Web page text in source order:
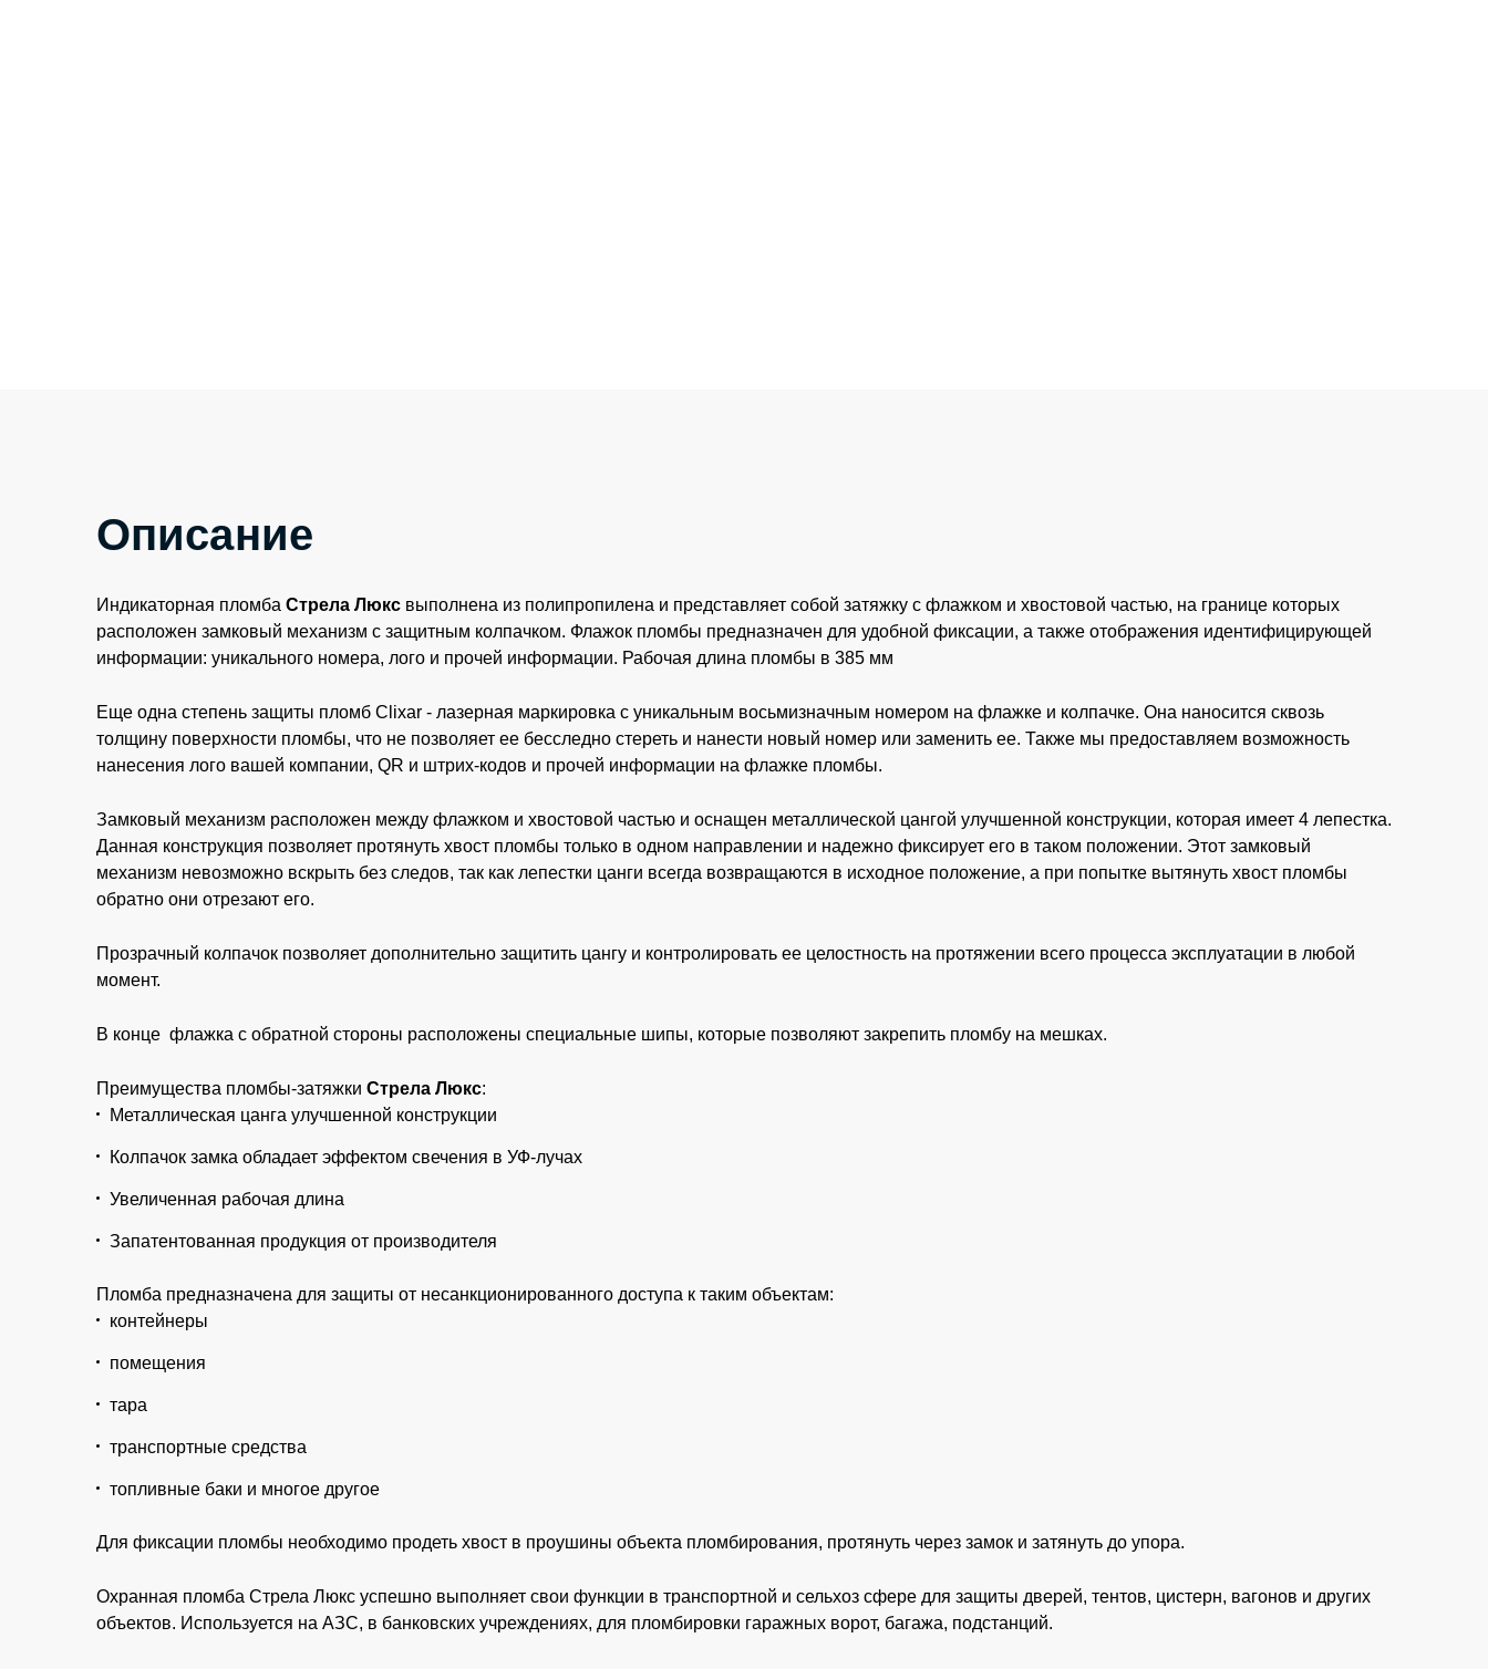
Описание
Индикаторная пломба Стрела Люкс выполнена из полипропилена и представляет собой затяжку с флажком и хвостовой частью, на границе которых
расположен замковый механизм с защитным колпачком. Флажок пломбы предназначен для удобной фиксации, а также отображения идентифицирующей
информации: уникального номера, лого и прочей информации. Рабочая длина пломбы в 385 мм
Еще одна степень защиты пломб Clixar - лазерная маркировка с уникальным восьмизначным номером на флажке и колпачке. Она наносится сквозь
толщину поверхности пломбы, что не позволяет ее бесследно стереть и нанести новый номер или заменить ее. Также мы предоставляем возможность
нанесения лого вашей компании, QR и штрих-кодов и прочей информации на флажке пломбы.
Замковый механизм расположен между флажком и хвостовой частью и оснащен металлической цангой улучшенной конструкции, которая имеет 4 лепестка.
Данная конструкция позволяет протянуть хвост пломбы только в одном направлении и надежно фиксирует его в таком положении. Этот замковый
механизм невозможно вскрыть без следов, так как лепестки цанги всегда возвращаются в исходное положение, а при попытке вытянуть хвост пломбы
обратно они отрезают его.
Прозрачный колпачок позволяет дополнительно защитить цангу и контролировать ее целостность на протяжении всего процесса эксплуатации в любой
момент.
В конце флажка с обратной стороны расположены специальные шипы, которые позволяют закрепить пломбу на мешках.
Преимущества пломбы-затяжки Стрела Люкс:
Металлическая цанга улучшенной конструкции
Колпачок замка обладает эффектом свечения в УФ-лучах
Увеличенная рабочая длина
Запатентованная продукция от производителя
Пломба предназначена для защиты от несанкционированного доступа к таким объектам:
контейнеры
помещения
тара
транспортные средства
топливные баки и многое другое
Для фиксации пломбы необходимо продеть хвост в проушины объекта пломбирования, протянуть через замок и затянуть до упора.
Охранная пломба Стрела Люкс успешно выполняет свои функции в транспортной и сельхоз сфере для защиты дверей, тентов, цистерн, вагонов и других
объектов. Используется на АЗС, в банковских учреждениях, для пломбировки гаражных ворот, багажа, подстанций.